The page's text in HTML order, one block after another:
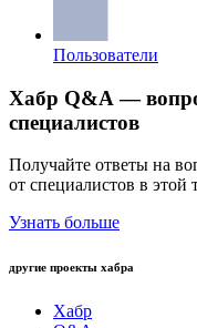
Пользователи
Хабр Q&A —
специалистов
Получайте ответы на
от специалистов в этой
Узнать больше
другие проекты хабра
Хабр